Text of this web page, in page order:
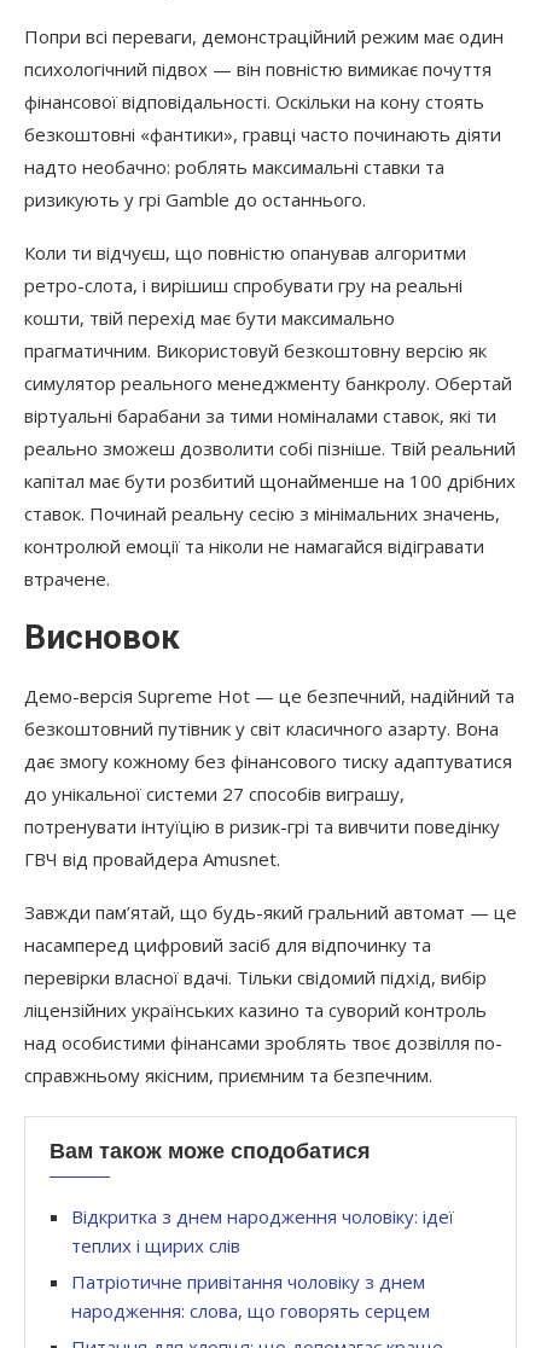
Попри всі переваги, демонстраційний режим має один
психологічний підвох — він повністю вимикає почуття
фінансової відповідальності. Оскільки на кону стоять
безкоштовні «фантики», гравці часто починають діяти
надто необачно: роблять максимальні ставки та
ризикують у грі Gamble до останнього.
Коли ти відчуєш, що повністю опанував алгоритми
ретро-слота, і вирішиш спробувати гру на реальні
кошти, твій перехід має бути максимально
прагматичним. Використовуй безкоштовну версію як
симулятор реального менеджменту банкролу. Обертай
віртуальні барабани за тими номіналами ставок, які ти
реально зможеш дозволити собі пізніше. Твій реальний
капітал має бути розбитий щонайменше на 100 дрібних
ставок. Починай реальну сесію з мінімальних значень,
контролюй емоції та ніколи не намагайся відігравати
втрачене.
Висновок
Демо-версія Supreme Hot — це безпечний, надійний та
безкоштовний путівник у світ класичного азарту. Вона
дає змогу кожному без фінансового тиску адаптуватися
до унікальної системи 27 способів виграшу,
потренувати інтуїцію в ризик-грі та вивчити поведінку
ГВЧ від провайдера Amusnet.
Завжди пам’ятай, що будь-який гральний автомат — це
насамперед цифровий засіб для відпочинку та
перевірки власної вдачі. Тільки свідомий підхід, вибір
ліцензійних українських казино та суворий контроль
над особистими фінансами зроблять твоє дозвілля по-
справжньому якісним, приємним та безпечним.
Вам також може сподобатися
Відкритка з днем народження чоловіку: ідеї
теплих і щирих слів
Патріотичне привітання чоловіку з днем
народження: слова, що говорять серцем